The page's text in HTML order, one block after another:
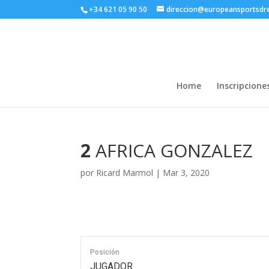
+34 621 05 90 50
Home
2 AFRICA GONZALEZ
por Ricard Marmol | Mar 3, 2020
Posición
JUGADOR